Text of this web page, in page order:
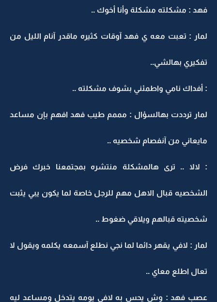
فهد : مشكلته مشكلة وأنا أخوك ..
لمار : تعبت معه ي فهد آوقات كثيره ماقدر آنام الليل من
تفكيري بهالشي..
: أفداك نامي واطمئني بشوف مشكلته ..
لمار ترددت بهالسؤال : مممم طيب فهد افهم بإن مساعد
مايعاني من آنفصام شخصيه ..
: لالا .. ترى هالمشكلة منتشره بمجتمعنا خبرك فرض
الشخصيه قبال الاهل مهم للرجل خاصة لما يكون يبي يثبت
شخصيته قبالهم ويلاقي ضغوط ..
لمار : لافي يقهر دائما لما نجي نطلع آسمعه يكلمه ويقول لا
تعال اطلع معاي ..
عصب فهد : وش يحس به لافي يومه يتدخل ومساعد ليه